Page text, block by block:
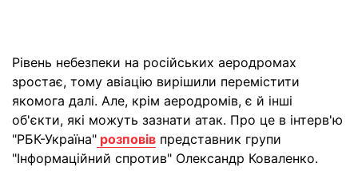
Рівень небезпеки на російських аеродромах
зростає, тому авіацію вирішили перемістити
якомога далі. Але, крім аеродромів, є й інші
об'єкти, які можуть зазнати атак. Про це в інтерв'ю
"РБК-Україна" розповів представник групи
"Інформаційний спротив" Олександр Коваленко.